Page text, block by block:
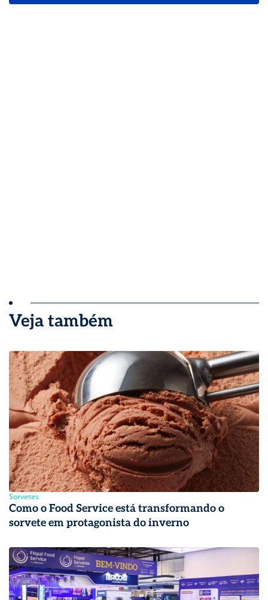
Veja também
Sorvetes
Como o Food Service está transformando o
sorvete em protagonista do inverno